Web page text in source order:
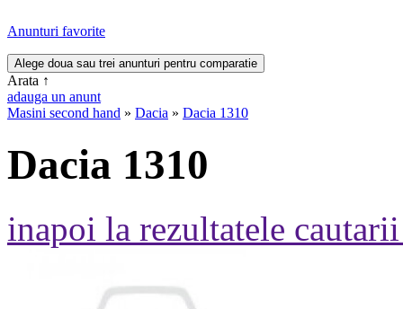
Anunturi favorite
Arata ↑
adauga un anunt
Masini second hand » Dacia » Dacia 1310
Dacia 1310
inapoi la rezultatele